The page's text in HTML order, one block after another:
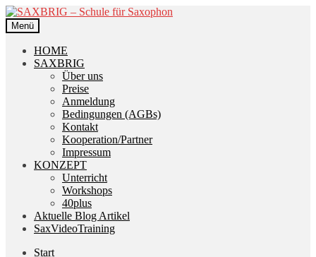
Zur
Navigation
springen
Zum
Inhalt
springen
Menü
HOME
SAXBRIG
Über uns
Preise
Anmeldung
Bedingungen (AGBs)
Kontakt
Kooperation/Partner
Impressum
KONZEPT
Unterricht
Workshops
40plus
Aktuelle Blog Artikel
SaxVideoTraining
Start